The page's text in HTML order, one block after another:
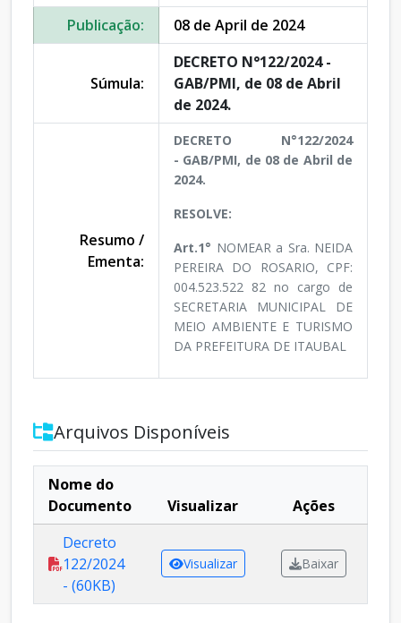
Publicação:
08 de April de 2024
Súmula:
DECRETO N°122/2024 -
GAB/PMI, de 08 de Abril
de 2024.
Resumo /
Ementa:
DECRETO N°122/2024
- GAB/PMI, de 08 de Abril de
2024.
RESOLVE:
Art.1° NOMEAR a Sra. NEIDA
PEREIRA DO ROSARIO, CPF:
004.523.522 82 no cargo de
SECRETARIA MUNICIPAL DE
MEIO AMBIENTE E TURISMO
DA PREFEITURA DE ITAUBAL
Arquivos Disponíveis
Nome do
Documento
Visualizar
Ações
Decreto
122/2024
- (60KB)
Visualizar Baixar